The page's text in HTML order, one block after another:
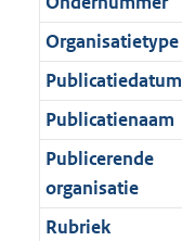
f
o
r
m
a
a
t
b
Organisatietype
Publicatiedatum
Publicatienaam
Publicerende
organisatie
Rubriek